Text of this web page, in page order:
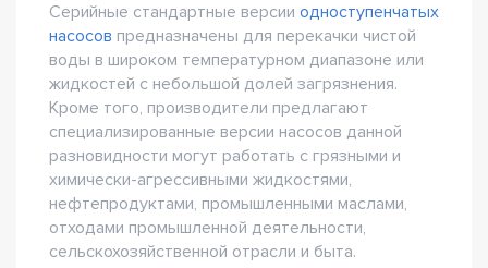
Серийные стандартные версии одноступенчатых
насосов предназначены для перекачки чистой
воды в широком температурном диапазоне или
жидкостей с небольшой долей загрязнения.
Кроме того, производители предлагают
специализированные версии насосов данной
разновидности могут работать с грязными и
химически-агрессивными жидкостями,
нефтепродуктами, промышленными маслами,
отходами промышленной деятельности,
сельскохозяйственной отрасли и быта.